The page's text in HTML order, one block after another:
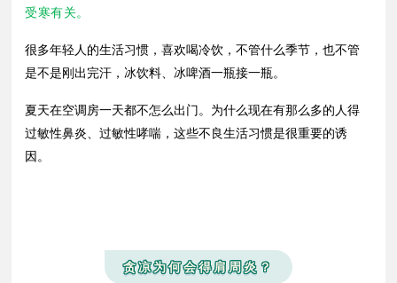
受寒有关。
很多年轻人的生活习惯，喜欢喝冷饮，不管什么季节，也不管
是不是刚出完汗，冰饮料、冰啤酒一瓶接一瓶。
夏天在空调房一天都不怎么出门。为什么现在有那么多的人得
过敏性鼻炎、过敏性哮喘，这些不良生活习惯是很重要的诱
因。
贪凉为何会得肩周炎？